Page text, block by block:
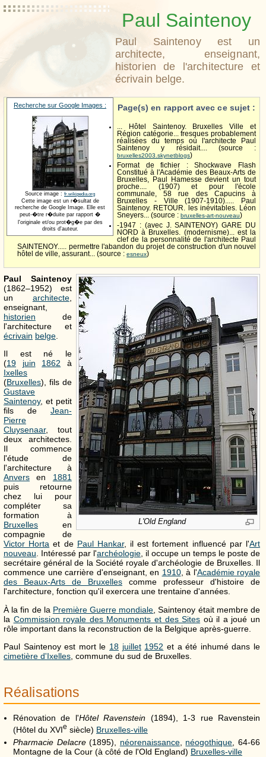
Paul Saintenoy
Paul Saintenoy est un
architecte, enseignant,
historien de l'architecture et
écrivain belge.
Recherche sur Google Images :
Source image : fr.wikipedia.org
Cette image est un r�sultat de
recherche de Google Image. Elle est
peut-�tre r�duite par rapport �
l'originale et/ou prot�g�e par des
droits d'auteur.
Page(s) en rapport avec ce sujet :
... Hôtel Saintenoy. Bruxelles Ville et
Région catégorie... fresques probablement
réalisées du temps où l'architecte Paul
Saintenoy y résidait.... (source :
bruxelles2003.skynetblogs)
Format de fichier : Shockwave Flash
Constitué à l'Académie des Beaux-Arts de
Bruxelles, Paul Hamesse devient un tout
proche.... (1907) et pour l'école
communale, 58 rue des Capucins à
Bruxelles - Ville (1907-1910)..... Paul
Saintenoy. RETOUR. les inévitables. Léon
Sneyers... (source : bruxelles-art-nouveau)
-1947 : (avec J. SAINTENOY) GARE DU
NORD à Bruxelles. (modernisme)... est la
clef de la personnalité de l'architecte Paul
SAINTENOY..... permettre l'abandon du projet de construction d'un nouvel
hôtel de ville, assurant... (source : esneux)
L'Old England
Paul Saintenoy
(1862–1952) est
un architecte,
enseignant,
historien de
l'architecture et
écrivain belge
Il est né le
(19 juin 1862 à
Ixelles
(Bruxelles), fils de
Gustave
Saintenoy, et petit
fils de Jean-
Pierre
Cluysenaar, tout
deux architectes.
Il commence
l'étude de
l'architecture à
Anvers en 1881
puis retourne
chez lui pour
compléter sa
formation à
Bruxelles en
compagnie de
Victor Horta et de Paul Hankar, il est fortement influencé par l'Art
nouveau. Intéressé par l'archéologie, il occupe un temps le poste de
secrétaire général de la Société royale d'archéologie de Bruxelles. Il
commence une carrière d'enseignant, en 1910, à l'Académie royale
des Beaux-Arts de Bruxelles comme professeur d'histoire de
l'architecture, fonction qu'il exercera une trentaine d'années.
À la fin de la Première Guerre mondiale , Saintenoy était membre de
la Commission royale des Monuments et des Sites où il a joué un
rôle important dans la reconstruction de la Belgique après-guerre.
Paul Saintenoy est mort le 18 juillet 1952 et a été inhumé dans le
cimetière d'Ixelles , commune du sud de Bruxelles.
Réalisations
Rénovation de l'Hôtel Ravenstein (1894), 1-3 rue Ravenstein
(Hôtel du XVIe siècle) Bruxelles-ville
Pharmacie Delacre(1895), néorenaissance, néogothique , 64-66
Montagne de la Cour (à côté de l'Old England) Bruxelles-ville